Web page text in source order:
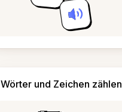
Wörter und Zeichen zählen